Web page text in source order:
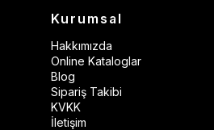
Kurumsal
Hakkımızda
Online Kataloglar
Blog
Sipariş Takibi
KVKK
İletişim